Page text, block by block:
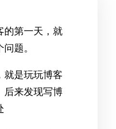
的第一天，就
题。
就是玩玩博客
后来发现写博